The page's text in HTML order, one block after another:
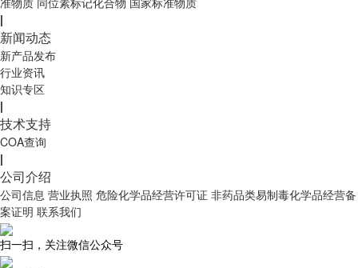
|
新闻动态
新产品发布
行业资讯
知识专区
|
技术支持
COA查询
|
公司介绍
公司信息 营业执照 危险化学品经营许可证 非药品类易制毒化学品经营备
案证明 联系我们
扫一扫，关注微信公众号